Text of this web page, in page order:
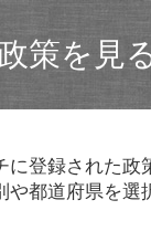
策を見
登録された政
都道府県を選